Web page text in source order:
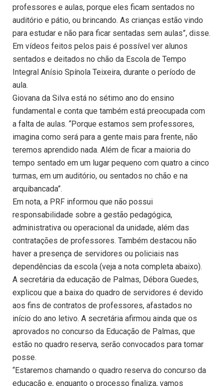
professores e aulas, porque eles ficam sentados no
auditório e pátio, ou brincando. As crianças estão vindo
para estudar e não para ficar sentadas sem aulas”, disse.
Em vídeos feitos pelos pais é possível ver alunos
sentados e deitados no chão da Escola de Tempo
Integral Anísio Spínola Teixeira, durante o período de
aula.
Giovana da Silva está no sétimo ano do ensino
fundamental e conta que também está preocupada com
a falta de aulas. “Porque estamos sem professores,
imagina como será para a gente mais para frente, não
teremos aprendido nada. Além de ficar a maioria do
tempo sentado em um lugar pequeno com quatro a cinco
turmas, em um auditório, ou sentados no chão e na
arquibancada”.
Em nota, a PRF informou que não possui
responsabilidade sobre a gestão pedagógica,
administrativa ou operacional da unidade, além das
contratações de professores. Também destacou não
haver a presença de servidores ou policiais nas
dependências da escola (veja a nota completa abaixo).
A secretária da educação de Palmas, Débora Guedes,
explicou que a baixa do quadro de servidores é devido
aos fins de contratos de professores, afastados no
início do ano letivo. A secretária afirmou ainda que os
aprovados no concurso da Educação de Palmas, que
estão no quadro reserva, serão convocados para tomar
posse.
“Estaremos chamando o quadro reserva do concurso da
educação e, enquanto o processo finaliza, vamos